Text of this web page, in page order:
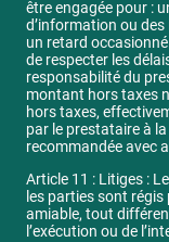
être engagée pour :
d’information ou
un retard
de respecter les
responsabilité du
montant hors taxes
hors taxes,
par le prestataire à
recommandée avec
Article 11 : Litiges :
les parties sont
amiable, tout
l’exécution ou de